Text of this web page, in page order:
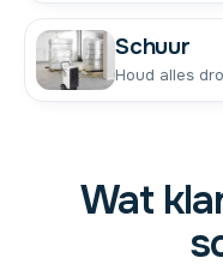
Schuur
Houd alles
Wat